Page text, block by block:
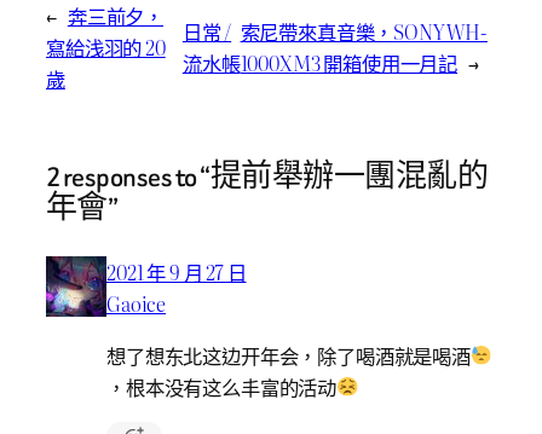
← 奔三前夕，
寫給浅羽的 20
歲
日常 /
流水帳
索尼帶來真音樂，SONY WH-
1000XM3 開箱使用一月記 →
2 responses to “提前舉辦一團混亂的
年會”
2021 年 9 月 27 日
Gaoice
想了想东北这边开年会，除了喝酒就是喝酒
，根本没有这么丰富的活动